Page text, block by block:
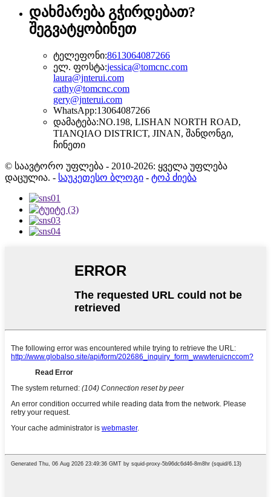
დახმარება გჭირდებათ?
შეგვატყობინეთ
ტელეფონი:8613064087266
ელ. ფოსტა:jessica@tomcnc.com
laura@jnterui.com
cathy@tomcnc.com
gery@jnterui.com
WhatsApp:13064087266
დამატება:NO.198, LISHAN NORTH ROAD,
TIANQIAO DISTRICT, JINAN, შანდონგი,
ჩინეთი
© საავტორო უფლება - 2010-2026: ყველა უფლება
დაცულია. - საუკეთესო ბლოგი - ტოპ ძიება